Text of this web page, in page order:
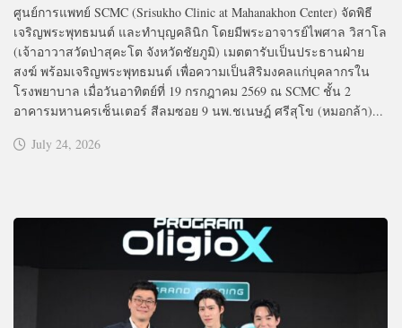
ศูนย์การแพทย์ SCMC (Srisukho Clinic at Mahanakhon Center) จัดพิธี
เจริญพระพุทธมนต์ และทำบุญคลินิก โดยมีพระอาจารย์ไพศาล วิสาโล
(เจ้าอาวาสวัดป่าสุคะโต จังหวัดชัยภูมิ) เมตตารับเป็นประธานฝ่าย
สงฆ์ พร้อมเจริญพระพุทธมนต์ เพื่อความเป็นสิริมงคลแก่บุคลากรใน
โรงพยาบาล เมื่อวันอาทิตย์ที่ 19 กรกฎาคม 2569 ณ SCMC ชั้น 2
อาคารมหานครเซ็นเตอร์ สีลมซอย 9 นพ.ชเนษฎ์ ศรีสุโข (หมอกล้า)...
July 24, 2026